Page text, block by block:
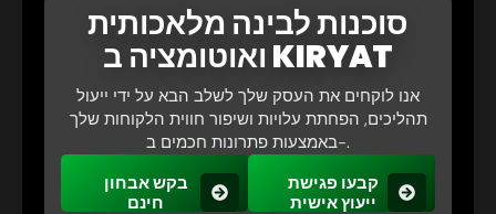
סוכנות לבינה מלאכותית
ואוטומציה ב KIRYAT
אנו לוקחים את העסק שלך לשלב הבא על ידי ייעול
תהליכים, הפחתת עלויות ושיפור חווית הלקוחות שלך
באמצעות פתרונות חכמים ב-.
בקש אבחון
חינם
קבעו פגישת
ייעוץ אישית